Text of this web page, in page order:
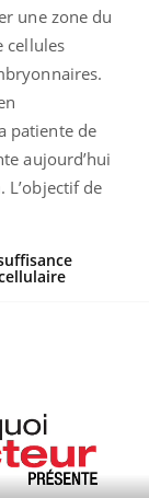
une zone du
cellules
patiente de
aujourd’hui
L’objectif de